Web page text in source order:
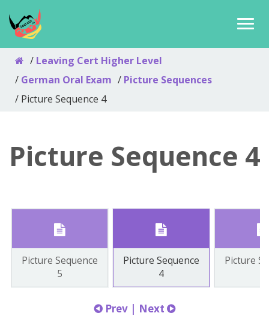
Leaving Cert Higher Level
German Oral Exam
Picture Sequences
Picture Sequence 4
Picture Sequence 4
Picture Sequence
5
Picture Sequence
4
Picture
Prev | Next